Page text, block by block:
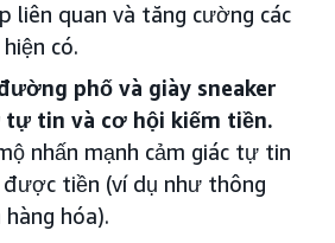
liên quan và tăng cường các
có.
phố và giày sneaker
tự tin và cơ hội kiếm tiền.
nhấn mạnh cảm giác tự tin
tiền (ví dụ như thông
hóa).